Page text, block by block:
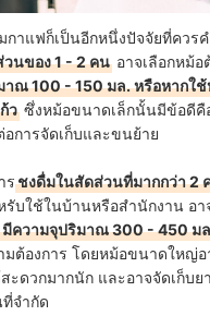
าแฟก็เป็นอีกหนึ่งปัจจัยที่ควร
นของ 1 - 2 คน อาจเลือกหม้
าณ 100 - 150 มล. หรือหากใช้
ว ซึ่งหม้อขนาดเล็กนั้นมีข้อดี
การจัดเก็บและขนย้าย
รชงดื่มในสัดส่วนที่มากกว่า 2
บใช้ในบ้านหรือสำนักงาน อา
มีความจุปริมาณ 300 - 450 มล
มต้องการ โดยหม้อขนาดใหญ่
ะดวกมากนัก และอาจจัดเก็บ
จำกัด